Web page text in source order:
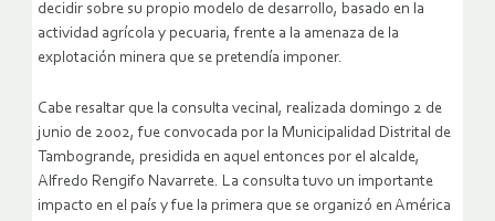
decidir sobre su propio modelo de desarrollo, basado en la
actividad agrícola y pecuaria, frente a la amenaza de la
explotación minera que se pretendía imponer.
Cabe resaltar que la consulta vecinal, realizada domingo 2 de
junio de 2002, fue convocada por la Municipalidad Distrital de
Tambogrande, presidida en aquel entonces por el alcalde,
Alfredo Rengifo Navarrete. La consulta tuvo un importante
impacto en el país y fue la primera que se organizó en América